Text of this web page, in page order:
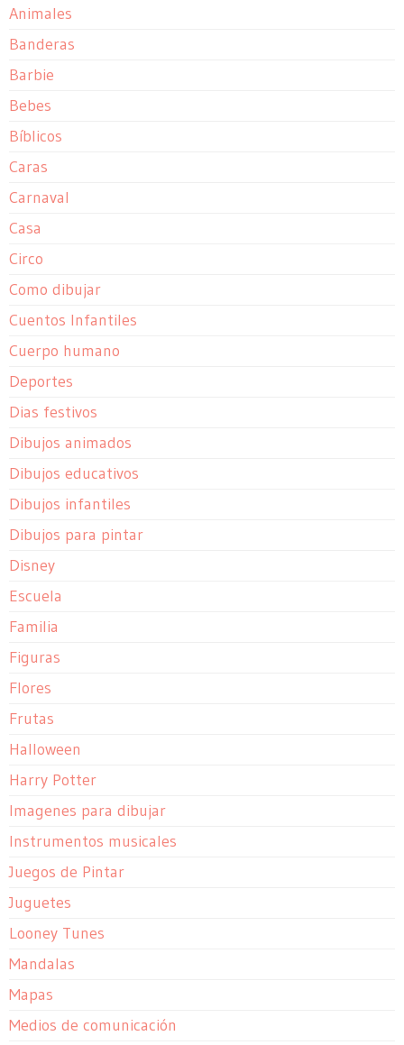
Animales
Banderas
Barbie
Bebes
Bíblicos
Caras
Carnaval
Casa
Circo
Como dibujar
Cuentos Infantiles
Cuerpo humano
Deportes
Dias festivos
Dibujos animados
Dibujos educativos
Dibujos infantiles
Dibujos para pintar
Disney
Escuela
Familia
Figuras
Flores
Frutas
Halloween
Harry Potter
Imagenes para dibujar
Instrumentos musicales
Juegos de Pintar
Juguetes
Looney Tunes
Mandalas
Mapas
Medios de comunicación